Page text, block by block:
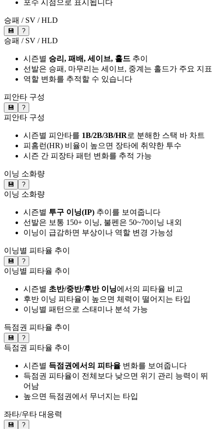
포수 시점으로 표시됩니다
승패 / SV / HLD
💾 ?
승패 / SV / HLD
시즌별 승리, 패배, 세이브, 홀드 추이
선발은 승패, 마무리는 세이브, 중계는 홀드가 주요 지표
역할 변화를 추적할 수 있습니다
피안타 구성
💾 ?
피안타 구성
시즌별 피안타를 1B/2B/3B/HR로 분해한 스택 바 차트
피홈런(HR) 비율이 높으면 장타에 취약한 투수
시즌 간 피장타 패턴 변화를 추적 가능
이닝 소화량
💾 ?
이닝 소화량
시즌별 투구 이닝(IP) 추이를 보여줍니다
선발은 보통 150+ 이닝, 불펜은 50~70이닝 내외
이닝이 급감하면 부상이나 역할 변경 가능성
이닝별 피타율 추이
💾 ?
이닝별 피타율 추이
시즌별 초반/중반/후반 이닝에서의 피타율 비교
후반 이닝 피타율이 높으면 체력이 떨어지는 타입
이닝별 패턴으로 스태미나 분석 가능
득점권 피타율 추이
💾 ?
득점권 피타율 추이
시즌별 득점권에서의 피타율 변화를 보여줍니다
득점권 피타율이 전체보다 낮으면 위기 관리 능력이 뛰
어남
높으면 득점권에서 무너지는 타입
좌타/우타 대응력
💾 ?